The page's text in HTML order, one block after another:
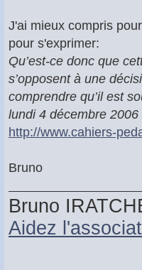
J'ai mieux compris
pour s'exprimer:
Qu’est-ce donc que
s’opposent à une
comprendre qu’il est
lundi 4 décembre 2006
http://www.cahiers-
Bruno
Bruno
Aidez